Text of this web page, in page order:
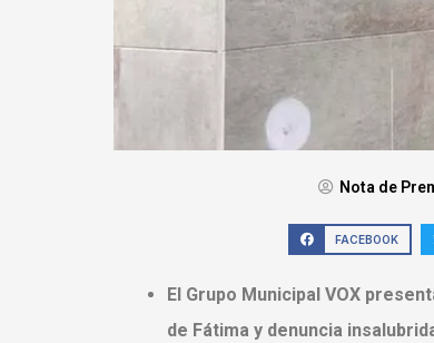
Nota de
FACEBOOK
El Grupo Municipal VOX
de Fátima y denuncia